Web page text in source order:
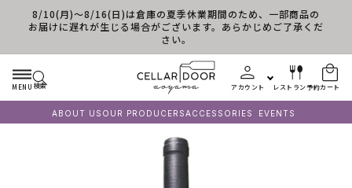
コンテンツに進む
8/10(月)～8/16(日)は倉庫の夏季休業期間のため、一部商品の
お届けに遅れが生じる場合がございます。あらかじめご了承くだ
さい。
MENU 検索 アカウント レストラン予約カート
ABOUT US OUR PRODUCERSACCESSORIES EVENTS